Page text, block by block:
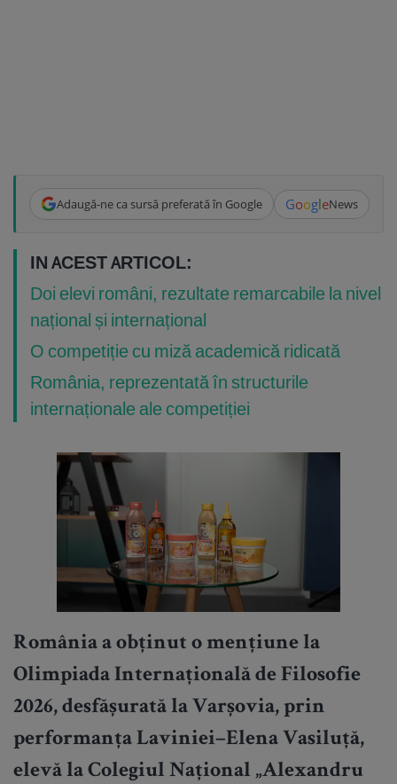
Adaugă-ne ca sursă preferată în Google GoogleNews
IN ACEST ARTICOL:
Doi elevi români, rezultate remarcabile la nivel
național și internațional
O competiție cu miză academică ridicată
România, reprezentată în structurile
internaționale ale competiției
România a obținut o mențiune la
Olimpiada Internațională de Filosofie
2026, desfășurată la Varșovia, prin
performanța Laviniei–Elena Vasiluță,
elevă la Colegiul Național „Alexandru